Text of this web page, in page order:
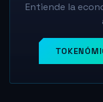
Entiende la